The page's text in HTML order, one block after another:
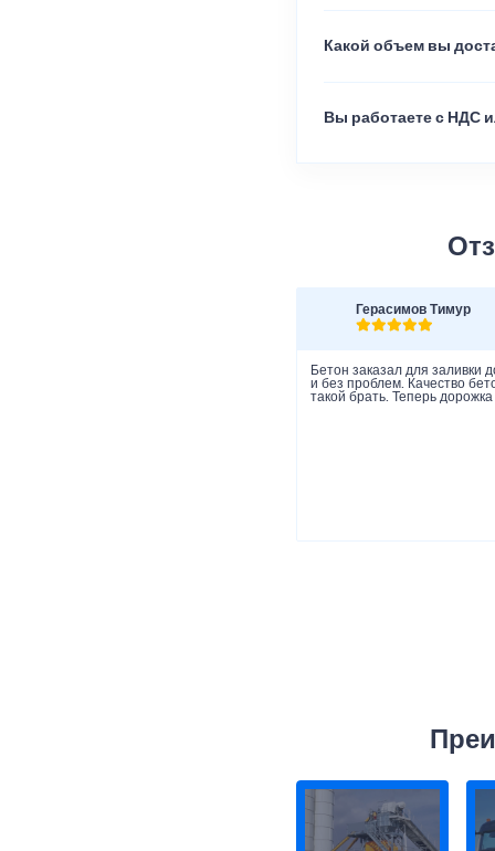
Какой объем вы
Вы работаете с НДС
Герасимов Тимур
Бетон заказал для заливки
и без проблем. Качество
такой брать. Теперь